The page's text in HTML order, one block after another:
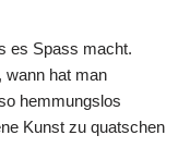
es Spass macht.
wann hat man
hemmungslos
Kunst zu quatschen